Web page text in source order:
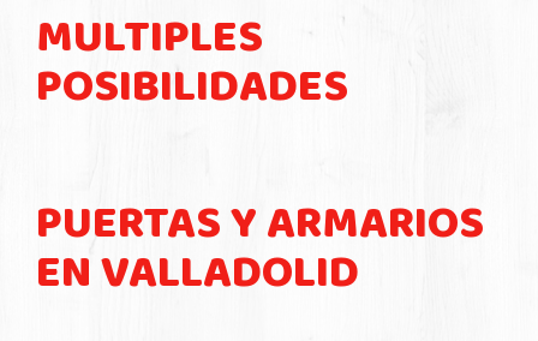
MULTIPLES
POSIBILIDADES
PUERTAS Y ARMARIOS
EN VALLADOLID